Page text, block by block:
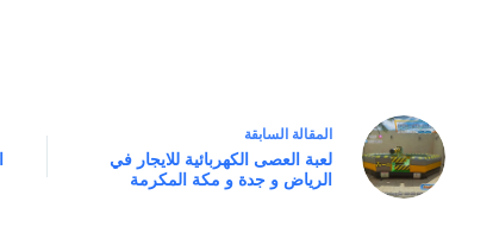
المقالة السابقة
لعبة العصى الكهربائية للايجار في
الرياض و جدة و مكة المكرمة